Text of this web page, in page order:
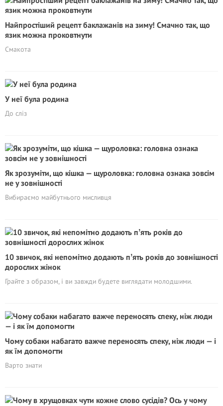
Найпростіший рецепт баклажанів на зиму! Смачно так, що
язик можна проковтнути
Смакота
У неї була родина
До сліз
Як зрозуміти, що кішка — щуроловка: головна ознака зовсім
не у зовнішності
Вибираємо майбутнього мисливця
10 звичок, які непомітно додають пʼять років до зовнішності
дорослих жінок
Грайте з образом, і ви завжди будете виглядати молодшими.
Чому собаки набагато важче переносять спеку, ніж люди — і
як їм допомогти
Варто знати